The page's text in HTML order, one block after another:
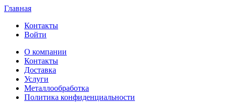
Главная
Контакты
Войти
О компании
Контакты
Доставка
Услуги
Металлообработка
Политика конфиденциальности